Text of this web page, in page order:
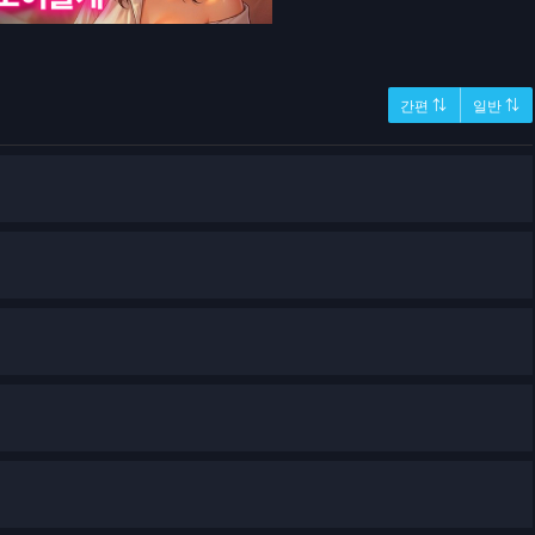
간편 ⇅ 일반 ⇅